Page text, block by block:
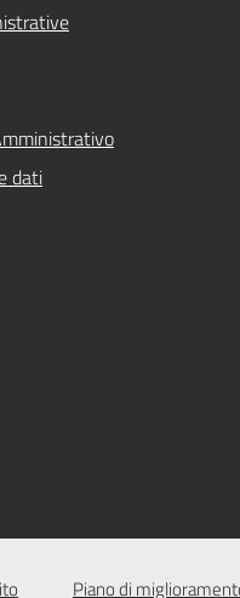
dati
Piano di